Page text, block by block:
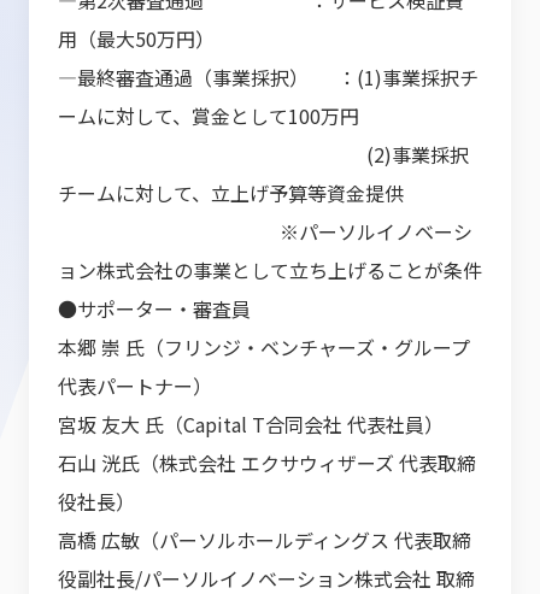
用（最大50万円）
―最終審査通過（事業採択） ：(1)事業採択チ
ームに対して、賞金として100万円
(2)事業採択
チームに対して、立上げ予算等資金提供
※パーソルイノベーシ
ョン株式会社の事業として立ち上げることが条件
●サポーター・審査員
本郷 崇 氏（フリンジ・ベンチャーズ・グループ
代表パートナー）
宮坂 友大 氏（Capital T合同会社 代表社員）
石山 洸氏（株式会社 エクサウィザーズ 代表取締
役社長）
高橋 広敏（パーソルホールディングス 代表取締
役副社長/パーソルイノベーション株式会社 取締